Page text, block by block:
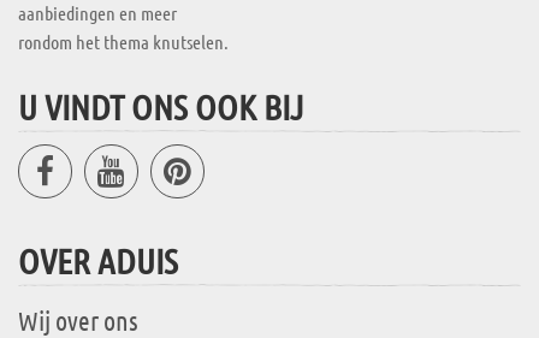
aanbiedingen en meer
rondom het thema knutselen.
U VINDT ONS OOK BIJ
OVER ADUIS
Wij over ons